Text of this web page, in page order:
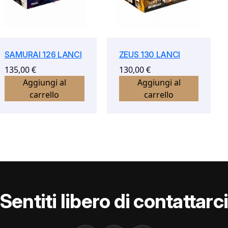
SAMURAI 126 LANCI
135,00€
Aggiungi al
carrello
ZEUS 130 LANCI
130,00€
Aggiungi al
carrello
Sentiti libero di contattarci